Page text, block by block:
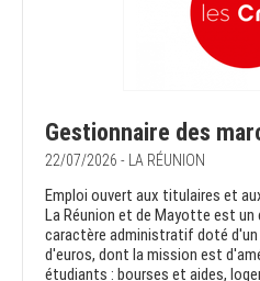
Gestionnaire des
22/07/2026 - LA RÉUNION
Emploi ouvert aux titulaires et
La Réunion et de Mayotte est
caractère administratif doté d'un
d'euros, dont la mission est
étudiants : bourses et aides,